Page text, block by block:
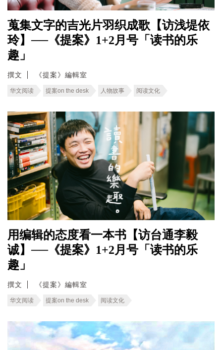
蒐集文字的吉光片羽织成歌【访浅堤依
玲】──《提案》1+2月号「读书的乐
趣」
撰文 《提案》編輯室
华文阅读 提案on the desk 人物故事 阅读文化
用编辑的态度看一本书【访台通李毅
诚】──《提案》1+2月号「读书的乐
趣」
撰文 《提案》編輯室
华文阅读 提案on the desk 阅读文化